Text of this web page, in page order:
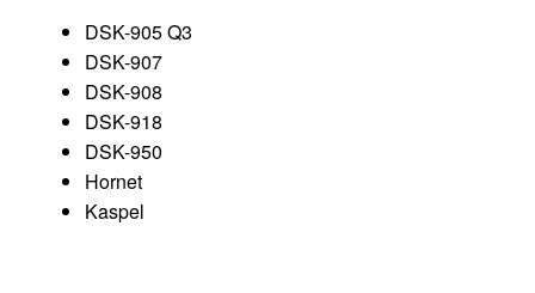
DSK-905 Q3
DSK-907
DSK-908
DSK-918
DSK-950
Hornet
Kaspel